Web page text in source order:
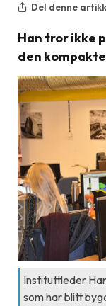
Del denne
Han tror ikke
den
Instituttleder
som har blitt